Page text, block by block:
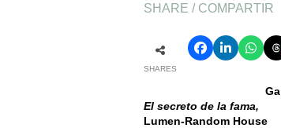
SHARE / COMPARTIR
SHARES
El secreto de la fama,
Lumen-Random House